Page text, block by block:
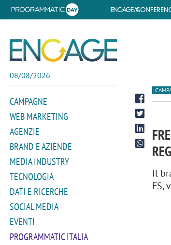
08/08/2026
CAMPAGNE
WEB MARKETING
AGENZIE
BRAND E AZIENDE
MEDIA INDUSTRY
TECNOLOGIA
DATI E RICERCHE
SOCIAL MEDIA
EVENTI
PROGRAMMATIC ITALIA
Il
FS,